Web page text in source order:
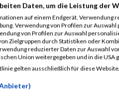
Noname
Hoffmann
Janowicz
Wittig
Reinemann
Daten, um die Leistung der
auf einem Endgerät. Verwendung
Verwendung von Profilen zur
von Profilen zur Auswahl
Zielgruppen durch Statistiken oder
reduzierter Daten zur Auswahl
Union weitergegeben und in die USA
gelten ausschließlich für diese